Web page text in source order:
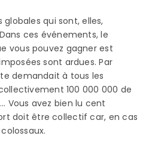
globales qui sont, elles,
ces événements, le
vous pouvez gagner est
sont ardues. Par
demandait à tous les
100 000 000 de
Vous avez bien lu cent
doit être collectif car, en cas